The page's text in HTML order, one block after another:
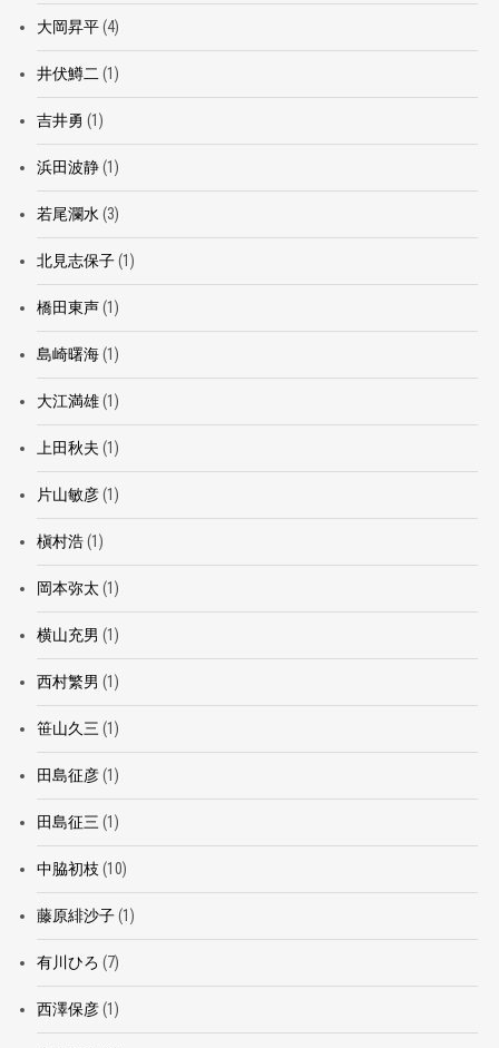
大岡昇平(4)
井伏鱒二(1)
吉井勇 (1)
浜田波静(1)
若尾瀾水(3)
北見志保子(1)
橋田東声(1)
島崎曙海(1)
大江満雄(1)
上田秋夫 (1)
片山敏彦(1)
槇村浩(1)
岡本弥太 (1)
横山充男 (1)
西村繁男 (1)
笹山久三 (1)
田島征彦(1)
田島征三 (1)
中脇初枝 (10)
藤原緋沙子(1)
有川ひろ (7)
西澤保彦(1)